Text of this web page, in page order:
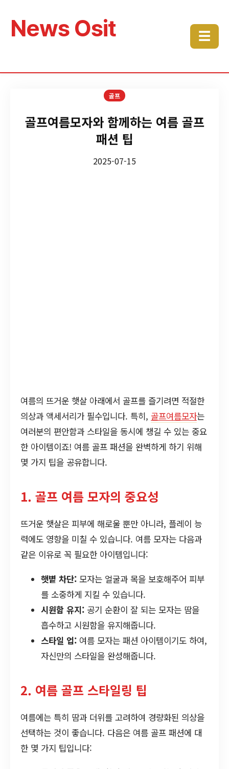
News Osit ☰
골프
골프여름모자와 함께하는 여름 골프
패션 팁
2025-07-15
여름의 뜨거운 햇살 아래에서 골프를 즐기려면 적절한
의상과 액세서리가 필수입니다. 특히, 골프여름모자는
여러분의 편안함과 스타일을 동시에 챙길 수 있는 중요
한 아이템이죠! 여름 골프 패션을 완벽하게 하기 위해
몇 가지 팁을 공유합니다.
1. 골프 여름 모자의 중요성
뜨거운 햇살은 피부에 해로울 뿐만 아니라, 플레이 능
력에도 영향을 미칠 수 있습니다. 여름 모자는 다음과
같은 이유로 꼭 필요한 아이템입니다:
햇볕 차단: 모자는 얼굴과 목을 보호해주어 피부
를 소중하게 지킬 수 있습니다.
시원함 유지: 공기 순환이 잘 되는 모자는 땀을
흡수하고 시원함을 유지해줍니다.
스타일 업: 여름 모자는 패션 아이템이기도 하여,
자신만의 스타일을 완성해줍니다.
2. 여름 골프 스타일링 팁
여름에는 특히 땀과 더위를 고려하여 경량화된 의상을
선택하는 것이 좋습니다. 다음은 여름 골프 패션에 대
한 몇 가지 팁입니다: